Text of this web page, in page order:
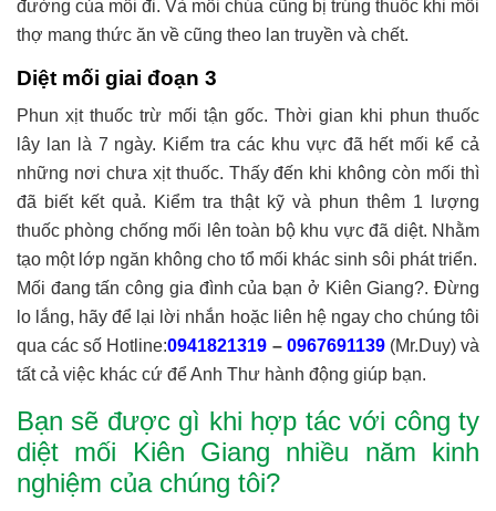
đường của mối đi. Và mối chúa cũng bị trúng thuốc khi mối
thợ mang thức ăn về cũng theo lan truyền và chết.
Diệt mối giai đoạn 3
Phun xịt thuốc trừ mối tận gốc. Thời gian khi phun thuốc
lây lan là 7 ngày. Kiểm tra các khu vực đã hết mối kể cả
những nơi chưa xịt thuốc. Thấy đến khi không còn mối thì
đã biết kết quả. Kiểm tra thật kỹ và phun thêm 1 lượng
thuốc phòng chống mối lên toàn bộ khu vực đã diệt. Nhằm
tạo một lớp ngăn không cho tổ mối khác sinh sôi phát triển.
Mối đang tấn công gia đình của bạn ở Kiên Giang?. Đừng
lo lắng, hãy để lại lời nhắn hoặc liên hệ ngay cho chúng tôi
qua các số Hotline:0941821319 – 0967691139 (Mr.Duy) và
tất cả việc khác cứ để Anh Thư hành động giúp bạn.
Bạn sẽ được gì khi hợp tác với công ty
diệt mối Kiên Giang nhiều năm kinh
nghiệm của chúng tôi?